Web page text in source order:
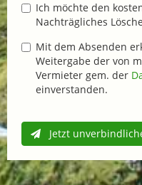
Ich möchte den
Nachträgliches
Mit dem Absenden
Weitergabe der von
Vermieter gem. der
einverstanden.
Jetzt